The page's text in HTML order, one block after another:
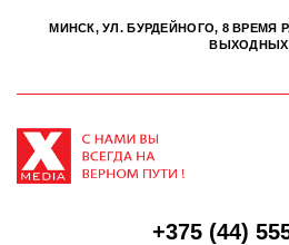
МИНСК, УЛ. БУРДЕЙНОГО, 8 ВРЕМЯ
ВЫХОДНЫХ
+375 (44)